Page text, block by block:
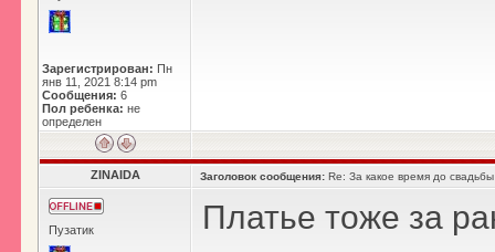
Зарегистрирован: Пн
янв 11, 2021 8:14 pm
Сообщения: 6
Пол ребенка: не
определен
ZINAIDA Заголовок сообщения: Re: За какое время до
Пузатик Платье тоже за